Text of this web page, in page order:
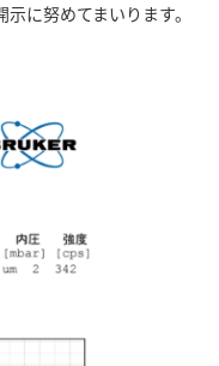
に努めてまいります。